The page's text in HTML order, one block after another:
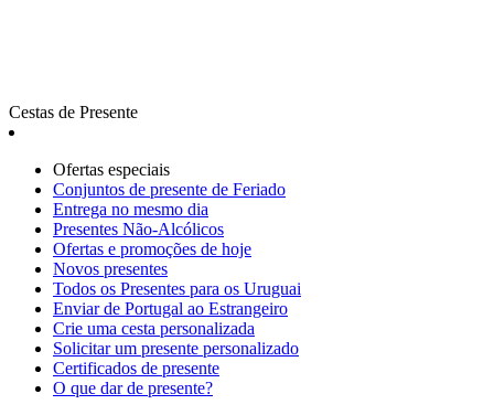
Cestas de Presente
Ofertas especiais
Сonjuntos de presente de Feriado
Entrega no mesmo dia
Presentes Não-Alcólicos
Ofertas e promoções de hoje
Novos presentes
Todos os Presentes para os Uruguai
Enviar de Portugal ao Estrangeiro
Crie uma cesta personalizada
Solicitar um presente personalizado
Certificados de presente
O que dar de presente?